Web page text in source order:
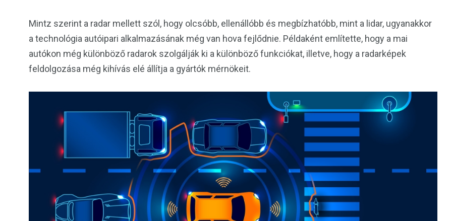
Mintz szerint a radar mellett szól, hogy olcsóbb, ellenállóbb és megbízhatóbb, mint a lidar, ugyanakkor
a technológia autóipari alkalmazásának még van hova fejlődnie. Példaként említette, hogy a mai
autókon még különböző radarok szolgálják ki a különböző funkciókat, illetve, hogy a radarképek
feldolgozása még kihívás elé állítja a gyártók mérnökeit.